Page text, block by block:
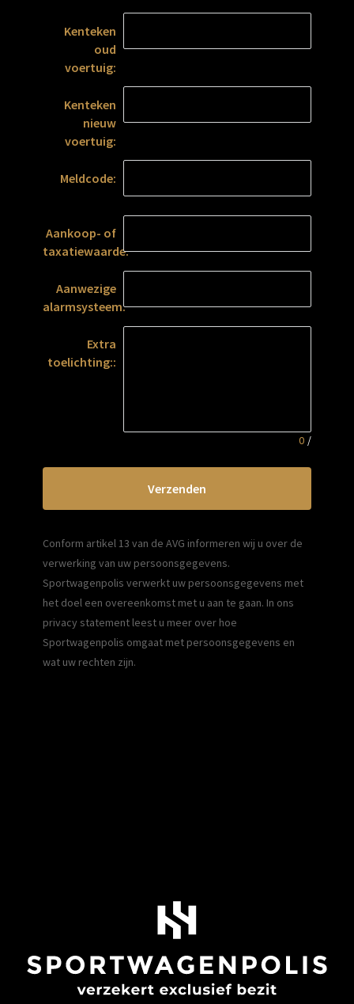
Kenteken
oud
voertuig:
Kenteken
nieuw
voertuig:
Meldcode:
Aankoop- of
taxatiewaarde:
Aanwezige
alarmsysteem:
Extra
toelichting::
0 /
Verzenden
Conform artikel 13 van de AVG informeren wij u over de
verwerking van uw persoonsgegevens.
Sportwagenpolis verwerkt uw persoonsgegevens met
het doel een overeenkomst met u aan te gaan. In ons
privacy statement leest u meer over hoe
Sportwagenpolis omgaat met persoonsgegevens en
wat uw rechten zijn.